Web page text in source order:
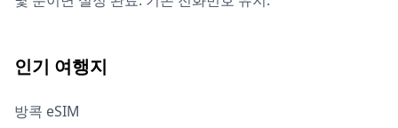
인기 여행지
방콕 eSIM